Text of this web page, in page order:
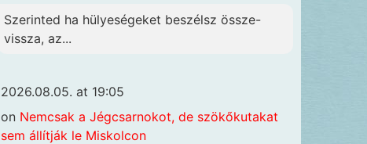
Szerinted ha hülyeségeket beszélsz össze-
vissza, az...
2026.08.05. at 19:05
on Nemcsak a Jégcsarnokot, de szökőkutakat
sem állítják le Miskolcon